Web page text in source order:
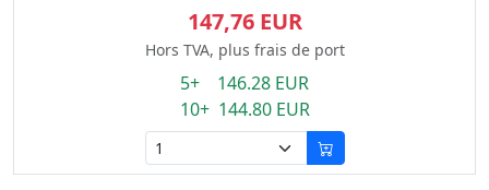
147,76 EUR
Hors TVA, plus frais de port
5+ 146.28 EUR
10+ 144.80 EUR